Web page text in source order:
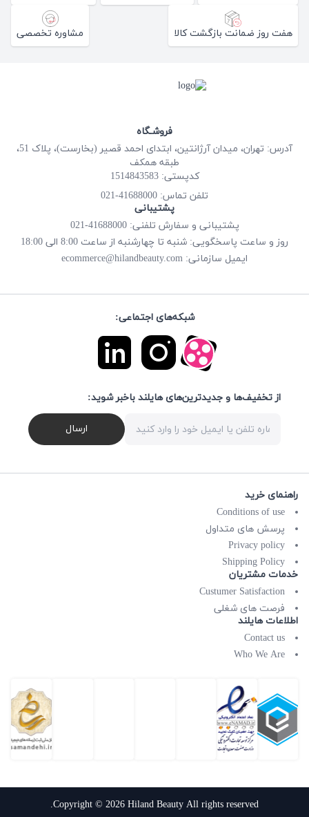
هفت روز ضمانت بازگشت کالا مشاوره تخصصی
فروشـگاه
آدرس: تهران، میدان آرژانتین، ابتدای احمد قصیر (بخارست)، پلاک 51،
طبقه همکف
کدپستی: 1514843583
تلفن تماس: 41688000-021
پشتیبانی
پشتیبانی و سفارش تلفنی: 41688000-021
روز و ساعت پاسخگویی: شنبه تا چهارشنبه از ساعت 8:00 الی 18:00
ایمیل سازمانی: ecommerce@hilandbeauty.com
شبکه‌های اجتماعی:
از تخفیف‌ها و جدیدترین‌های هایلند باخبر شوید:
ارسال
راهنمای خرید
Conditions of use
پرسش های متداول
Privacy policy
Shipping Policy
خدمات مشتریان
Custumer Satisfaction
فرصت های شغلی
اطلاعات هایلند
Contact us
Who We Are
Copyright © 2026 Hiland Beauty All rights reserved.